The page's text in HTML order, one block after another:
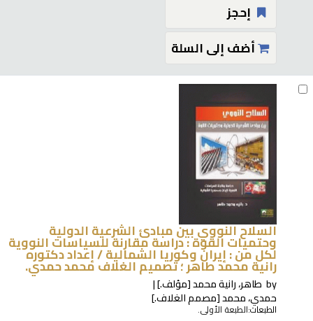
إحجز
أضف إلى السلة
السلاح النووي بين مبادئ الشرعية الدولية
وحتميات القوة : دراسة مقارنة للسياسات النووية
لكل من : إيران وكوريا الشمالية /إعداد دكتوره
رانية محمد طاهر ؛ تصميم الغلاف محمد حمدي.
by طاهر، رانية محمد[مؤلف.]
حمدي، محمد[مصمم الغلاف.]
الطبعات:الطبعة الأولى.